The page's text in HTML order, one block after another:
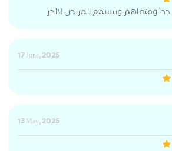
ومتفاهم وبيسمع المريض لااخر
17 June, 2025
13 May, 2025